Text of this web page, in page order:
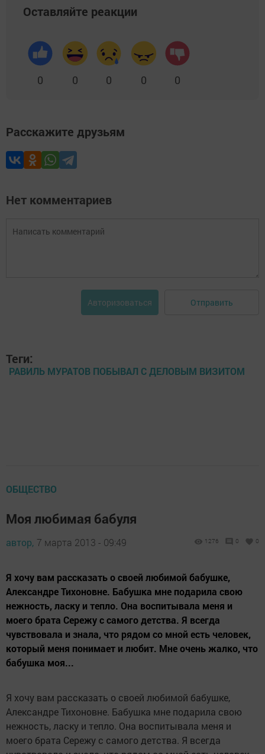
Оставляйте реакции
0 0 0 0 0
Расскажите друзьям
Нет комментариев
Авторизоваться Отправить
Теги:
РАВИЛЬ МУРАТОВ ПОБЫВАЛ С ДЕЛОВЫМ ВИЗИТОМ
ОБЩЕСТВО
Моя любимая бабуля
автор, 7 марта 2013 - 09:49 1276 0 0
Я хочу вам рассказать о своей любимой бабушке,
Александре Тихоновне. Бабушка мне подарила свою
нежность, ласку и тепло. Она воспитывала меня и
моего брата Сережу с самого детства. Я всегда
чувствовала и знала, что рядом со мной есть человек,
который меня понимает и любит. Мне очень жалко, что
бабушка моя...
Я хочу вам рассказать о своей любимой бабушке,
Александре Тихоновне. Бабушка мне подарила свою
нежность, ласку и тепло. Она воспитывала меня и
моего брата Сережу с самого детства. Я всегда